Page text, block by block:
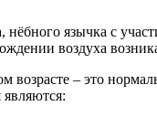
нёбного язычка с
воздуха
– это